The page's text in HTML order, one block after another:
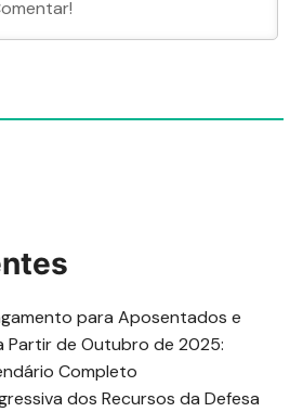
para Aposentados e
Partir de Outubro de 2025:
Completo
dos Recursos da Defesa